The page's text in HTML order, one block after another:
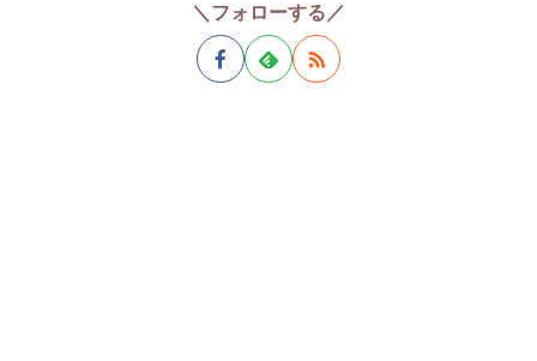
＼フォローする／